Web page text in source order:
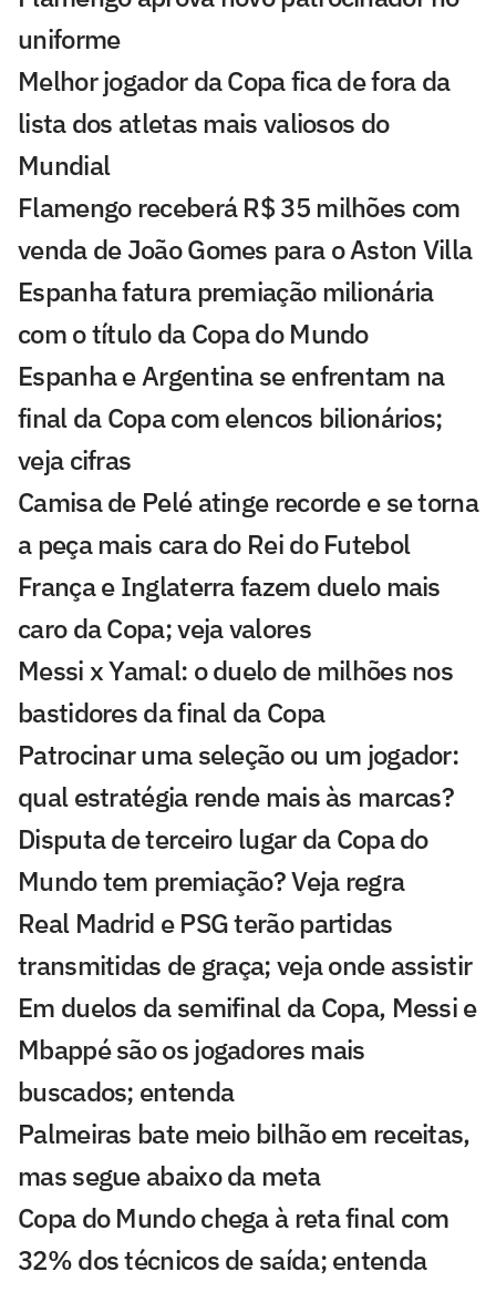
uniforme
Melhor jogador da Copa fica de fora da
lista dos atletas mais valiosos do
Mundial
Flamengo receberá R$ 35 milhões com
venda de João Gomes para o Aston Villa
Espanha fatura premiação milionária
com o título da Copa do Mundo
Espanha e Argentina se enfrentam na
final da Copa com elencos bilionários;
veja cifras
Camisa de Pelé atinge recorde e se torna
a peça mais cara do Rei do Futebol
França e Inglaterra fazem duelo mais
caro da Copa; veja valores
Messi x Yamal: o duelo de milhões nos
bastidores da final da Copa
Patrocinar uma seleção ou um jogador:
qual estratégia rende mais às marcas?
Disputa de terceiro lugar da Copa do
Mundo tem premiação? Veja regra
Real Madrid e PSG terão partidas
transmitidas de graça; veja onde assistir
Em duelos da semifinal da Copa, Messi e
Mbappé são os jogadores mais
buscados; entenda
Palmeiras bate meio bilhão em receitas,
mas segue abaixo da meta
Copa do Mundo chega à reta final com
32% dos técnicos de saída; entenda